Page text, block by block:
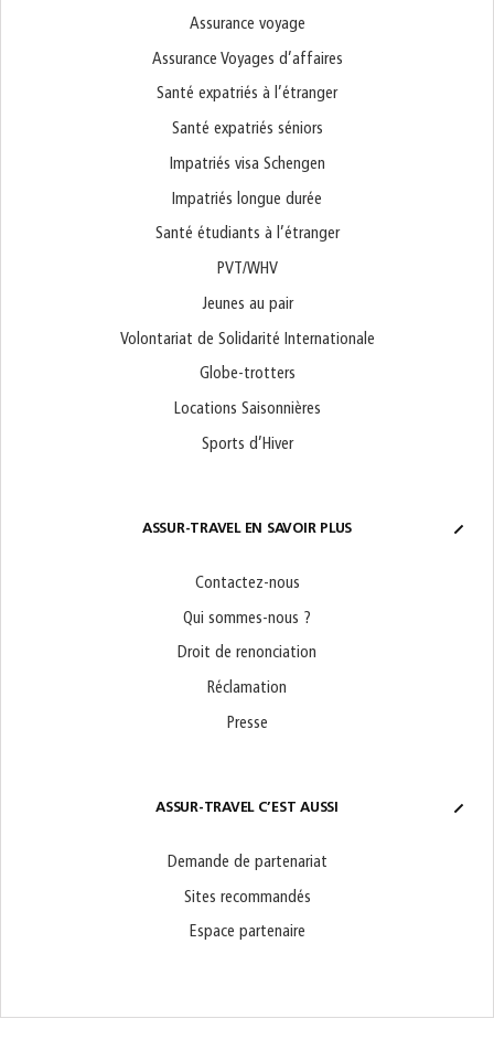
Assurance voyage
Assurance Voyages d’affaires
Santé expatriés à l’étranger
Santé expatriés séniors
Impatriés visa Schengen
Impatriés longue durée
Santé étudiants à l’étranger
PVT/WHV
Jeunes au pair
Volontariat de Solidarité Internationale
Globe-trotters
Locations Saisonnières
Sports d’Hiver
ASSUR-TRAVEL EN SAVOIR PLUS
Contactez-nous
Qui sommes-nous ?
Droit de renonciation
Réclamation
Presse
ASSUR-TRAVEL C’EST AUSSI
Demande de partenariat
Sites recommandés
Espace partenaire